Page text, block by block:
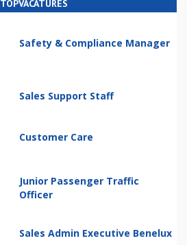
TOPVACATURES
Safety & Compliance Manager
Sales Support Staff
Customer Care
Junior Passenger Traffic
Officer
Sales Admin Executive Benelux